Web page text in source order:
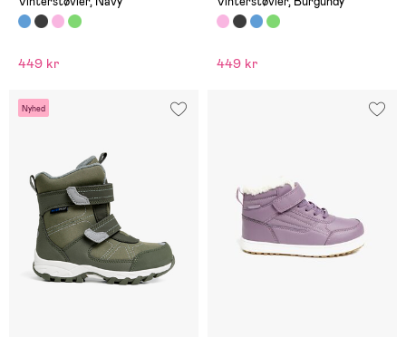
449 kr 449 kr
Nyhed